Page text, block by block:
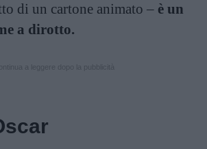
di un cartone animato – è un
a dirotto.